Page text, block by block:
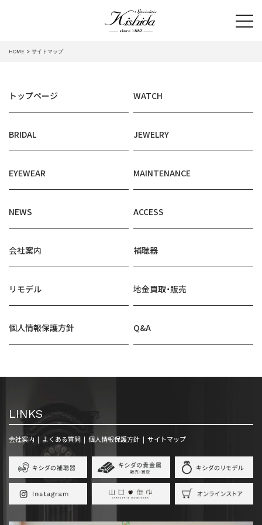
HOME サイトマップ
トップページ WATCH
BRIDAL JEWELRY
EYEWEAR MAINTENANCE
NEWS ACCESS
会社案内 補聴器
リモデル 地金買取・販売
個人情報保護方針 Q&A
LINKS
会社案内 よくある質問 個人情報保護方針 サイトマップ